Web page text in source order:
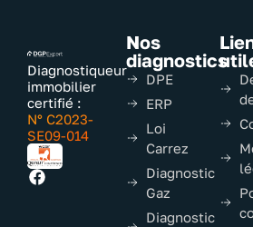
Diagnostiqueur
immobilier
certifié :
N° C2023-
SE09-014
Nos
diagnostics
DPE
ERP
Loi
Carrez
Diagnostic
Gaz
Diagnostic